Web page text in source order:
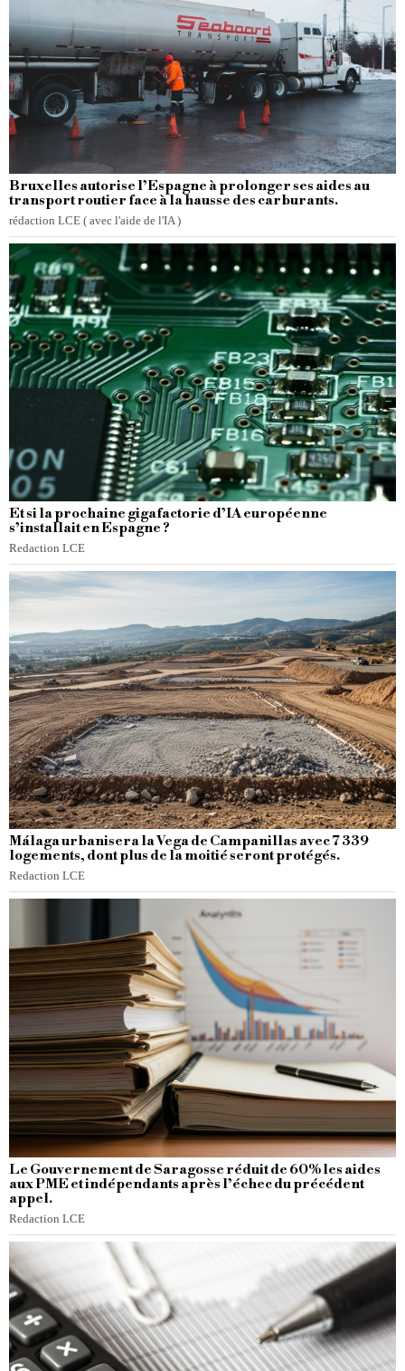
Bruxelles autorise l’Espagne à prolonger ses aides au
transport routier face à la hausse des carburants.
rédaction LCE ( avec l'aide de l'IA )
Et si la prochaine gigafactorie d’IA européenne
s’installait en Espagne ?
Redaction LCE
Málaga urbanisera la Vega de Campanillas avec 7 339
logements, dont plus de la moitié seront protégés.
Redaction LCE
Le Gouvernement de Saragosse réduit de 60% les aides
aux PME et indépendants après l’échec du précédent
appel.
Redaction LCE